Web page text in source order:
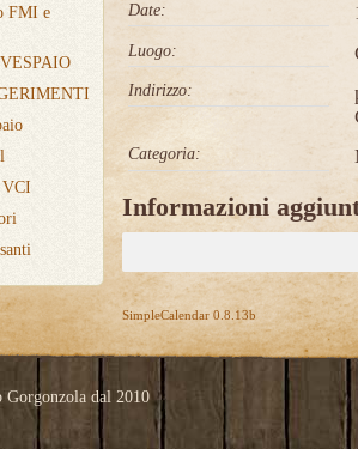
FMI e
VCI
Date:
Luogo:
Indirizzo:
Categoria:
Informazioni
SimpleCalendar 0.8.13b
Gorgonzola dal 2010